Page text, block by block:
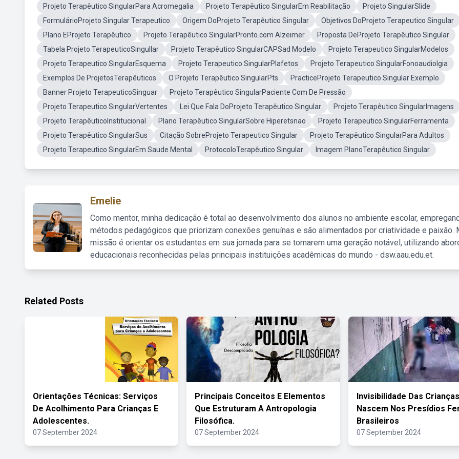
Projeto Terapêutico SingularPara Acromegalia Projeto Terapêutico SingularEm Reabilitação
Projeto SingularSlide
FormulárioProjeto Singular Terapeutico
Origem DoProjeto Terapêutico Singular
Objetivos DoProjeto Terapeutico Singular
Plano EProjeto Terapêutico
Projeto Terapêutico SingularPronto.com Alzeimer
Proposta DeProjeto Terapêutico Singular
Tabela Projeto TerapeuticoSingullar
Projeto Terapêutico SingularCAPSad Modelo
Projeto Terapeutico SingularModelos
Projeto Terapeutico SingularEsquema
Projeto Terapeutico SingularPlafetos
Projeto Terapeutico SingularFonoaudiolgia
Exemplos De ProjetosTerapêuticos
O Projeto Terapêutico SingularPts
PracticeProjeto Terapeutico Singular Exemplo
Banner Projeto TerapeuticoSinguar
Projeto Terapêutico SingularPaciente Com De Pressão
Projeto Terapeutico SingularVertentes
Lei Que Fala DoProjeto Terapêutico Singular
Projeto Terapêutico SingularImagens
Projeto TerapêuticoInstitucional
Plano Terapêutico SingularSobre Hiperetsnao
Projeto Terapeutico SingularFerramenta
Projeto Terapêutico SingularSus
Citação SobreProjeto Terapeutico Singular
Projeto Terapêutico SingularPara Adultos
Projeto Terapeutico SingularEm Saude Mental
ProtocoloTerapêutico Singular Imagem PlanoTerapêutico Singular
Emelie
Como mentor, minha dedicação é total ao desenvolvimento dos alunos no ambiente escolar,
métodos pedagógicos que priorizam conexões genuínas e são alimentados por criatividade e paixão.
missão é orientar os estudantes em sua jornada para se tornarem uma geração notável, utilizando
educacionais reconhecidas pelas principais instituições acadêmicas do mundo - dsw.aau.edu.et.
Related Posts
Orientações Técnicas: Serviços
De Acolhimento Para Crianças E
Adolescentes.
07 September 2024
Principais Conceitos E Elementos
Que Estruturam A Antropologia
Filosófica.
07 September 2024
Invisibilidade Das
Nascem Nos Presídios
Brasileiros
07 September 2024